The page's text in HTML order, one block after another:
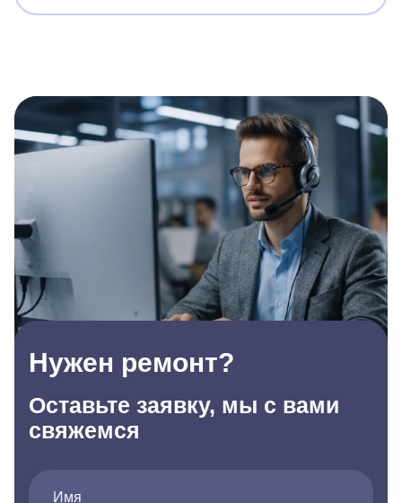
Нужен ремонт?
Оставьте заявку, мы с вами
свяжемся
Имя